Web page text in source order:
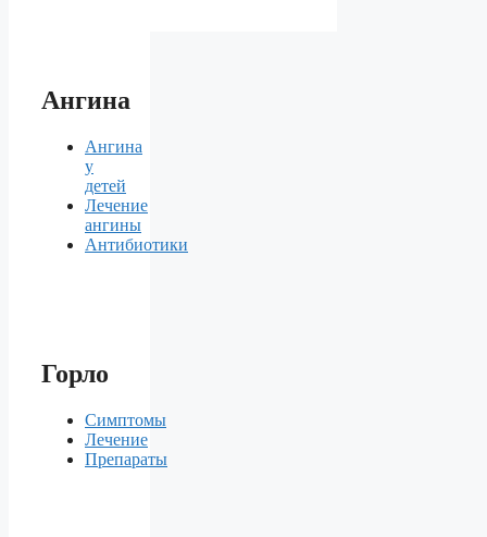
Ангина
Ангина
у
детей
Лечение
ангины
Антибиотики
Горло
Симптомы
Лечение
Препараты